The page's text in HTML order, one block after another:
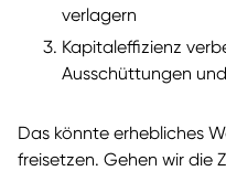
verlagern
Kapitaleffizienz
Ausschüttungen
Das könnte erhebliches
freisetzen. Gehen wir die